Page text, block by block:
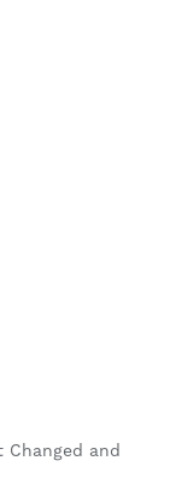
Changed and